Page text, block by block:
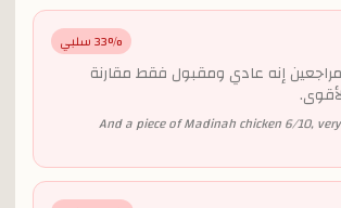
33% سلبي
إنه عادي ومقبول فقط مقارنة
And a piece of Madinah chicken 6/10,